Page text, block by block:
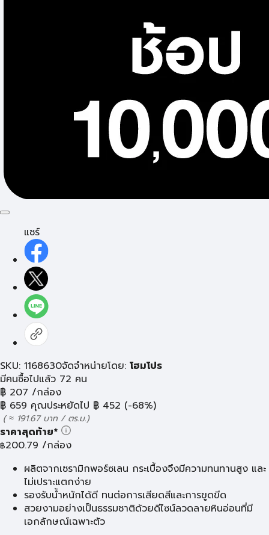
แชร์
SKU: 1168630จัดจำหน่ายโดย: โฮมโปร
มีคนซื้อไปแล้ว 72 คน
฿ 207 /กล่อง
฿ 659 คุณประหยัดไป ฿ 452 (-68%)
( ≈ 191.67 บาท / ตร.ม.)
ราคาสุดท้าย*
฿200.79 /กล่อง
ผลิตจากเซรามิกพอร์ซเลน กระเบื้องจึงมีความทนทานสูง และ
ไม่เปราะแตกง่าย
รองรับน้ำหนักได้ดี ทนต่อการเสียดสีและการขูดขีด
สวยงามอย่างเป็นธรรมชาติด้วยดีไซน์ลวดลายหินอ่อนที่มี
เอกลักษณ์เฉพาะตัว